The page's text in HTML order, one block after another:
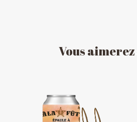
Vousaimerez